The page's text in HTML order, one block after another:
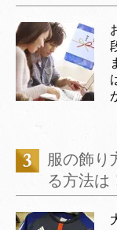
服の飾り
る方法は